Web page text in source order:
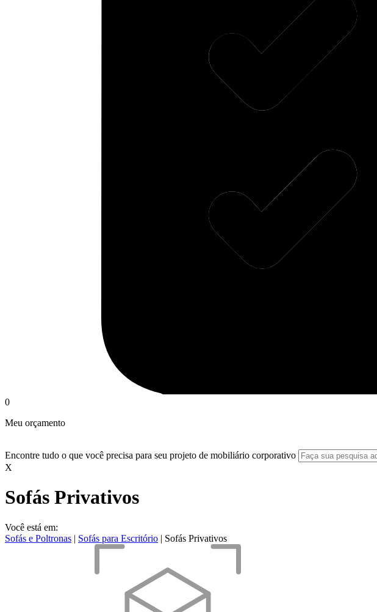
0
Meu orçamento
Encontre tudo o que você precisa para seu projeto de mobiliário corporativo
X
Sofás Privativos
Você está em:
Sofás e Poltronas | Sofás para Escritório | Sofás Privativos